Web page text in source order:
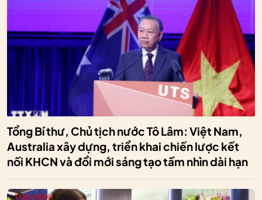
Tổng Bí thư, Chủ tịch nước Tô Lâm: Việt Nam,
Australia xây dựng, triển khai chiến lược kết
nối KHCN và đổi mới sáng tạo tầm nhìn dài hạn